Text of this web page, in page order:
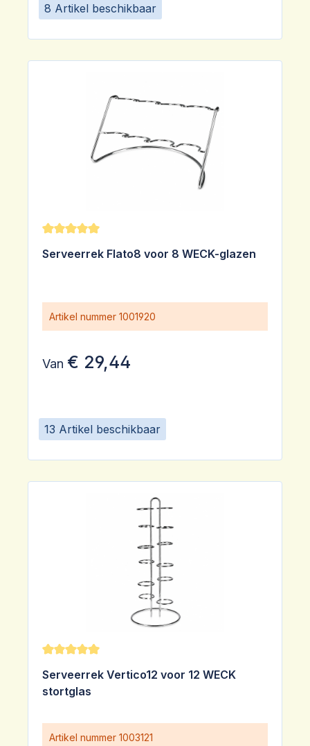
8 Artikel beschikbaar
13 Artikel beschikbaar
Serveerrek Flato8 voor 8 WECK-glazen
Artikel nummer 1001920
Van € 29,44
Gemiddelde waardering van 5 van 5 sterren
Serveerrek Vertico12 voor 12 WECK
stortglas
Artikel nummer 1003121